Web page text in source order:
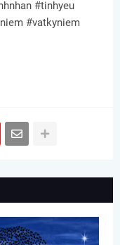
#tinhyeu
#vatkyniem